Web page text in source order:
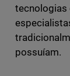
tecnologias
possuíam.